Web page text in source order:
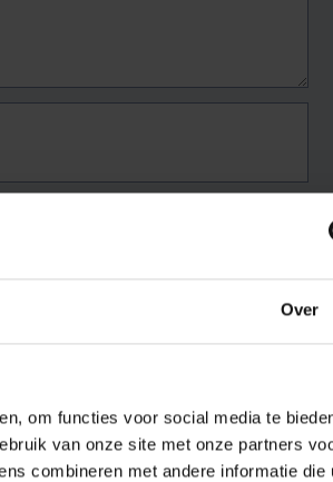
Over
om functies voor social media te
van onze site met onze partners
combineren met andere informatie die